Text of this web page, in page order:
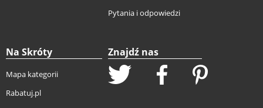
Pytania i odpowiedzi
Na Skróty
Mapa kategorii
Rabatuj.pl
Znajdź nas